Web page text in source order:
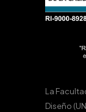
La
Diseño